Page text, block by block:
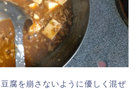
腐を崩さないように優しく混ぜ